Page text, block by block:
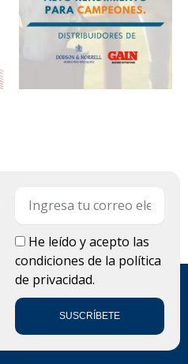
LOPDHe leído y acepto las
condiciones de la política
de privacidad.
SUSCRÍBETE